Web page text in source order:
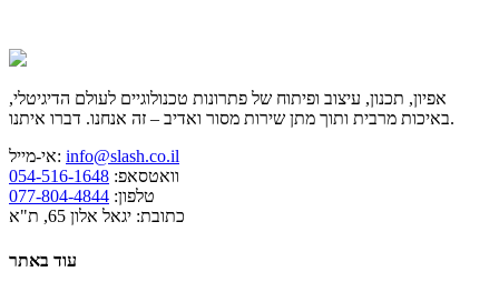
אפיון, תכנון, עיצוב ופיתוח של פתרונות טכנולוגיים לעולם הדיגיטלי,
באיכות מרבית ותוך מתן שירות מסור ואדיב – זה אנחנו. דברו איתנו.
אי-מייל: info@slash.co.il
וואטסאפ: 054-516-1648
טלפון: 077-804-4844
כתובת: יגאל אלון 65, ת"א
עוד באתר